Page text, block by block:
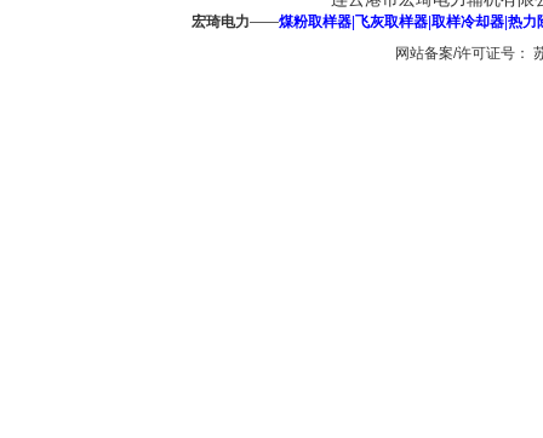
宏琦电力——煤粉取样器 飞灰取样器 取样冷却器 热力
网站备案/许可证号：